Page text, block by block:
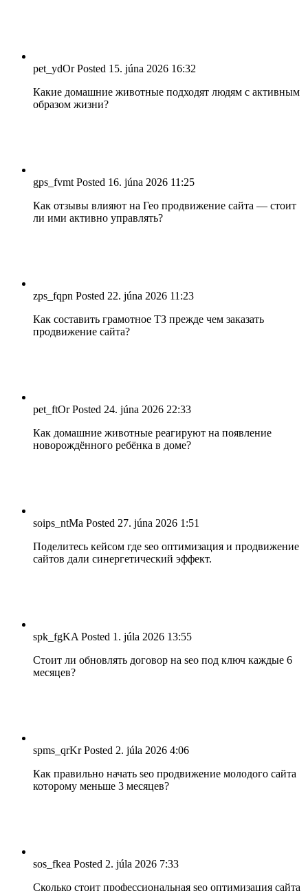
pet_ydOr Posted 15. júna 2026 16:32
Какие домашние животные подходят людям с активным
образом жизни?
gps_fvmt Posted 16. júna 2026 11:25
Как отзывы влияют на Гео продвижение сайта — стоит
ли ими активно управлять?
zps_fqpn Posted 22. júna 2026 11:23
Как составить грамотное ТЗ прежде чем заказать
продвижение сайта?
pet_ftOr Posted 24. júna 2026 22:33
Как домашние животные реагируют на появление
новорождённого ребёнка в доме?
soips_ntMa Posted 27. júna 2026 1:51
Поделитесь кейсом где seo оптимизация и продвижение
сайтов дали синергетический эффект.
spk_fgKA Posted 1. júla 2026 13:55
Стоит ли обновлять договор на seo под ключ каждые 6
месяцев?
spms_qrKr Posted 2. júla 2026 4:06
Как правильно начать seo продвижение молодого сайта
которому меньше 3 месяцев?
sos_fkea Posted 2. júla 2026 7:33
Сколько стоит профессиональная seo оптимизация сайта